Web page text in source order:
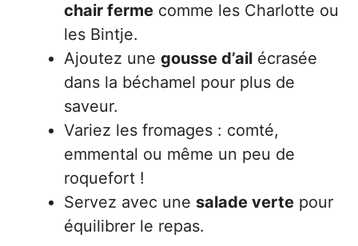
chair ferme comme les Charlotte ou
les Bintje.
Ajoutez une gousse d’ail écrasée
dans la béchamel pour plus de
saveur.
Variez les fromages : comté,
emmental ou même un peu de
roquefort !
Servez avec une salade verte pour
équilibrer le repas.